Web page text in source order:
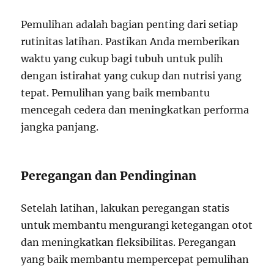
Pemulihan adalah bagian penting dari setiap
rutinitas latihan. Pastikan Anda memberikan
waktu yang cukup bagi tubuh untuk pulih
dengan istirahat yang cukup dan nutrisi yang
tepat. Pemulihan yang baik membantu
mencegah cedera dan meningkatkan performa
jangka panjang.
Peregangan dan Pendinginan
Setelah latihan, lakukan peregangan statis
untuk membantu mengurangi ketegangan otot
dan meningkatkan fleksibilitas. Peregangan
yang baik membantu mempercepat pemulihan